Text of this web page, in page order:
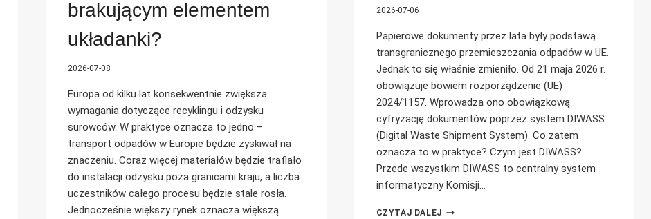
brakującym elementem
układanki?
2026-07-08
Europa od kilku lat konsekwentnie zwiększa
wymagania dotyczące recyklingu i odzysku
surowców. W praktyce oznacza to jedno –
transport odpadów w Europie będzie zyskiwał na
znaczeniu. Coraz więcej materiałów będzie trafiało
do instalacji odzysku poza granicami kraju, a liczba
uczestników całego procesu będzie stale rosła.
Jednocześnie większy rynek oznacza większą
2026-07-06
Papierowe dokumenty przez lata były podstawą
transgranicznego przemieszczania odpadów w UE.
Jednak to się właśnie zmieniło. Od 21 maja 2026 r.
obowiązuje bowiem rozporządzenie (UE)
2024/1157. Wprowadza ono obowiązkową
cyfryzację dokumentów poprzez system DIWASS
(Digital Waste Shipment System). Co zatem
oznacza to w praktyce? Czym jest DIWASS?
Przede wszystkim DIWASS to centralny system
informatyczny Komisji…
CZYTAJ DALEJPAPIEROWE